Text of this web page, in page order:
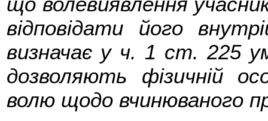
відповідати його
визначає у ч. 1 ст. 225
дозволяють фізичній
волю щодо вчинюваного